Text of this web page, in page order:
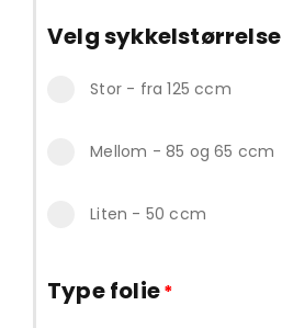
Velg sykkelstørrelse
Stor - fra 125 ccm
Mellom - 85 og 65 ccm
Liten - 50 ccm
Type folie*